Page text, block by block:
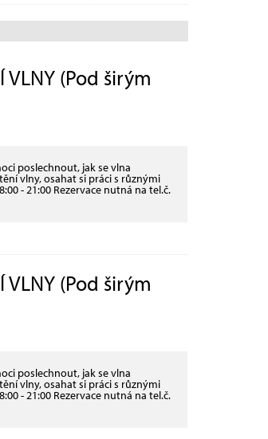
VLNY (Pod širým
poslechnout, jak se vlna
vlny, osahat si práci s různými
- 21:00 Rezervace nutná na tel.č.
VLNY (Pod širým
poslechnout, jak se vlna
vlny, osahat si práci s různými
- 21:00 Rezervace nutná na tel.č.